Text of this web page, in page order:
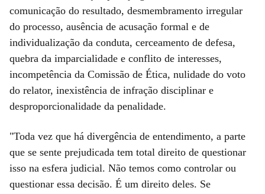
comunicação do resultado, desmembramento irregular
do processo, ausência de acusação formal e de
individualização da conduta, cerceamento de defesa,
quebra da imparcialidade e conflito de interesses,
incompetência da Comissão de Ética, nulidade do voto
do relator, inexistência de infração disciplinar e
desproporcionalidade da penalidade.
"Toda vez que há divergência de entendimento, a parte
que se sente prejudicada tem total direito de questionar
isso na esfera judicial. Não temos como controlar ou
questionar essa decisão. É um direito deles. Se